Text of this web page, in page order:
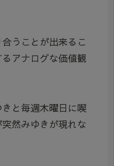
うことが出来るこ
アナログな価値観
と毎週木曜日に喫
然みゆきが現れな